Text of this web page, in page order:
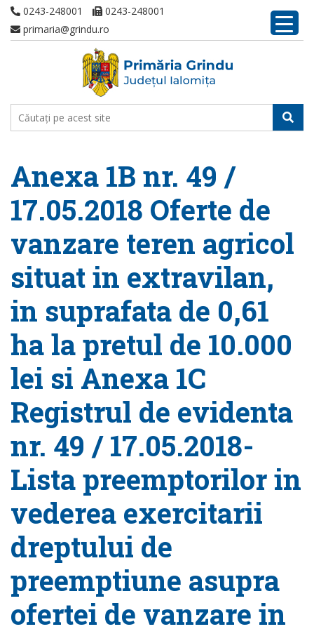
0243-248001
0243-248001
primaria@grindu.ro
Anexa 1B nr. 49 /
17.05.2018 Oferte de
vanzare teren agricol
situat in extravilan,
in suprafata de 0,61
ha la pretul de 10.000
lei si Anexa 1C
Registrul de evidenta
nr. 49 / 17.05.2018-
Lista preemptorilor in
vederea exercitarii
dreptului de
preemptiune asupra
ofertei de vanzare in